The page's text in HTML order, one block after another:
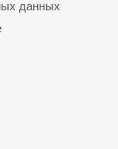
данных